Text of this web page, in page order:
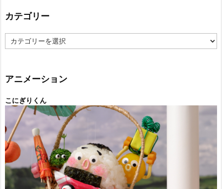
カテゴリー
テ
ー
アニメーション
こにぎりくん